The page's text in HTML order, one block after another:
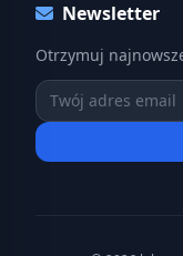
Newsletter
Otrzymuj